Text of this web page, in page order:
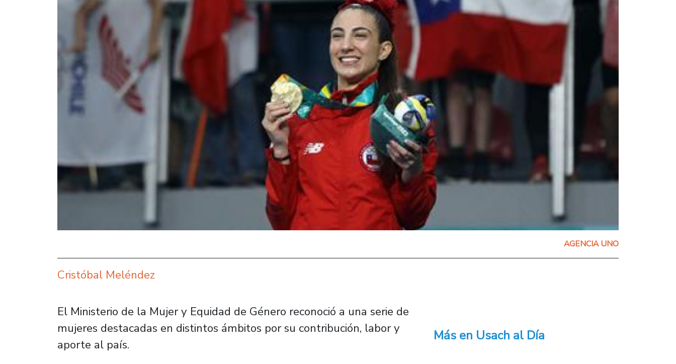
AGENCIA UNO
Cristóbal Meléndez
El Ministerio de la Mujer y Equidad de Género reconoció a una serie de
mujeres destacadas en distintos ámbitos por su contribución, labor y
aporte al país.
Más en Usach al Día